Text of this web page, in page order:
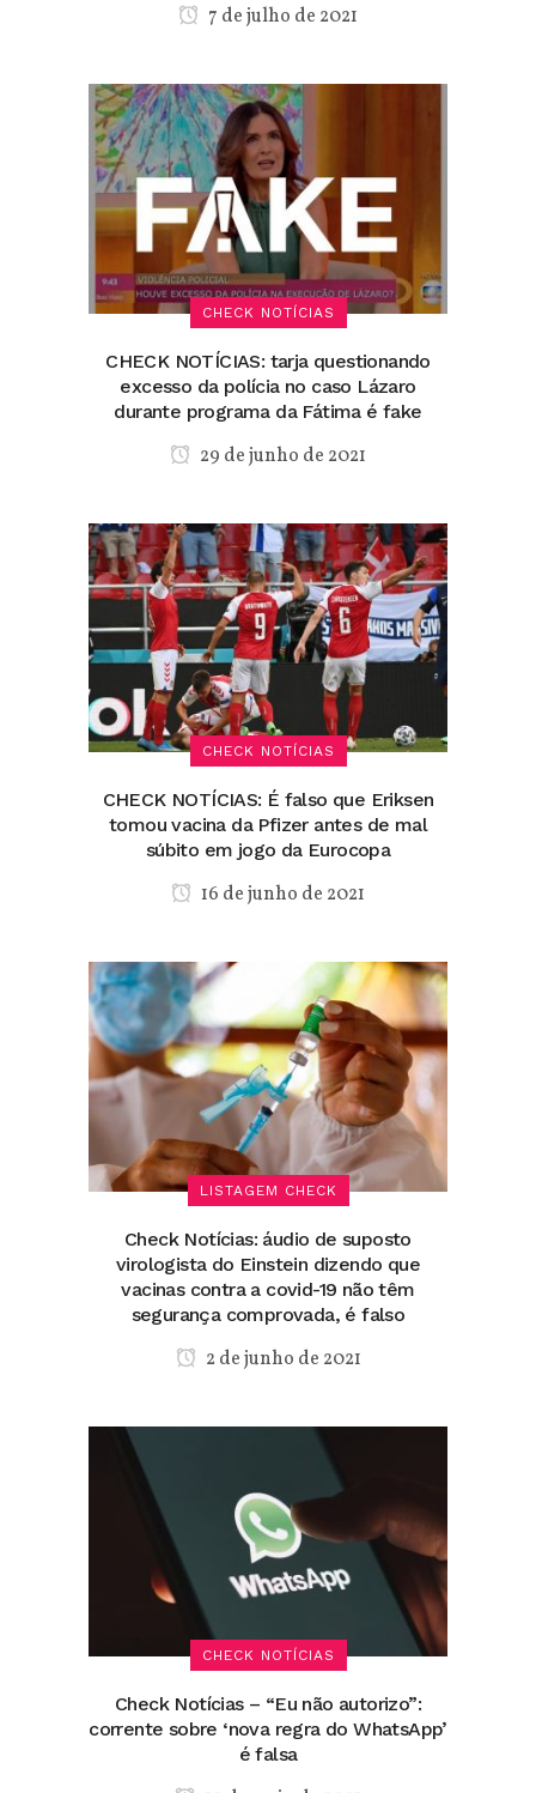
7 de julho de 2021
CHECK NOTÍCIAS
CHECK NOTÍCIAS: tarja questionando
excesso da polícia no caso Lázaro
durante programa da Fátima é fake
29 de junho de 2021
CHECK NOTÍCIAS
CHECK NOTÍCIAS: É falso que Eriksen
tomou vacina da Pfizer antes de mal
súbito em jogo da Eurocopa
16 de junho de 2021
LISTAGEM CHECK
Check Notícias: áudio de suposto
virologista do Einstein dizendo que
vacinas contra a covid-19 não têm
segurança comprovada, é falso
2 de junho de 2021
CHECK NOTÍCIAS
Check Notícias – “Eu não autorizo”:
corrente sobre ‘nova regra do WhatsApp’
é falsa